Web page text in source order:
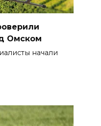
Омском
начали